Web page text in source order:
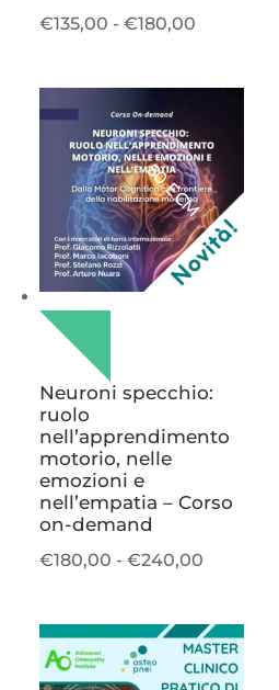
€135,00 - €180,00
€135,00
a
€180,00
50 ECM
Neuroni specchio:
ruolo
nell’apprendimento
motorio, nelle
emozioni e
nell’empatia – Corso
on-demand
€180,00 - €240,00
da
€180,00